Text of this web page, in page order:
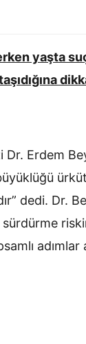
yaşta
Erdem
dedi. Dr.
sürdürme
adımlar